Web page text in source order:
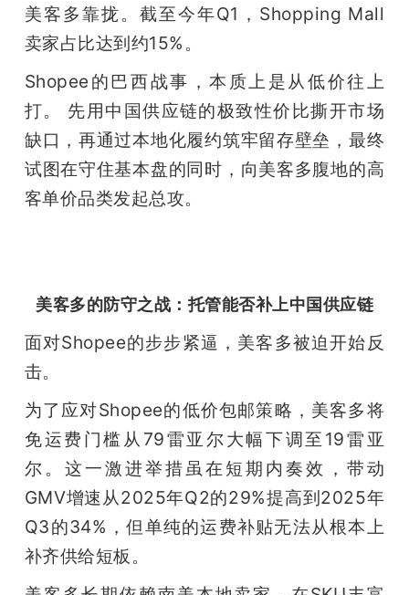
美客多靠拢。截至今年Q1，Shopping Mall
卖家占比达到约15%。
Shopee的巴西战事，本质上是从低价往上
打。 先用中国供应链的极致性价比撕开市场
缺口，再通过本地化履约筑牢留存壁垒，最终
试图在守住基本盘的同时，向美客多腹地的高
客单价品类发起总攻。
美客多的防守之战：托管能否补上中国供应链
面对Shopee的步步紧逼，美客多被迫开始反
击。
为了应对Shopee的低价包邮策略，美客多将
免运费门槛从79雷亚尔大幅下调至19雷亚
尔。这一激进举措虽在短期内奏效，带动
GMV增速从2025年Q2的29%提高到2025年
Q3的34%，但单纯的运费补贴无法从根本上
补齐供给短板。